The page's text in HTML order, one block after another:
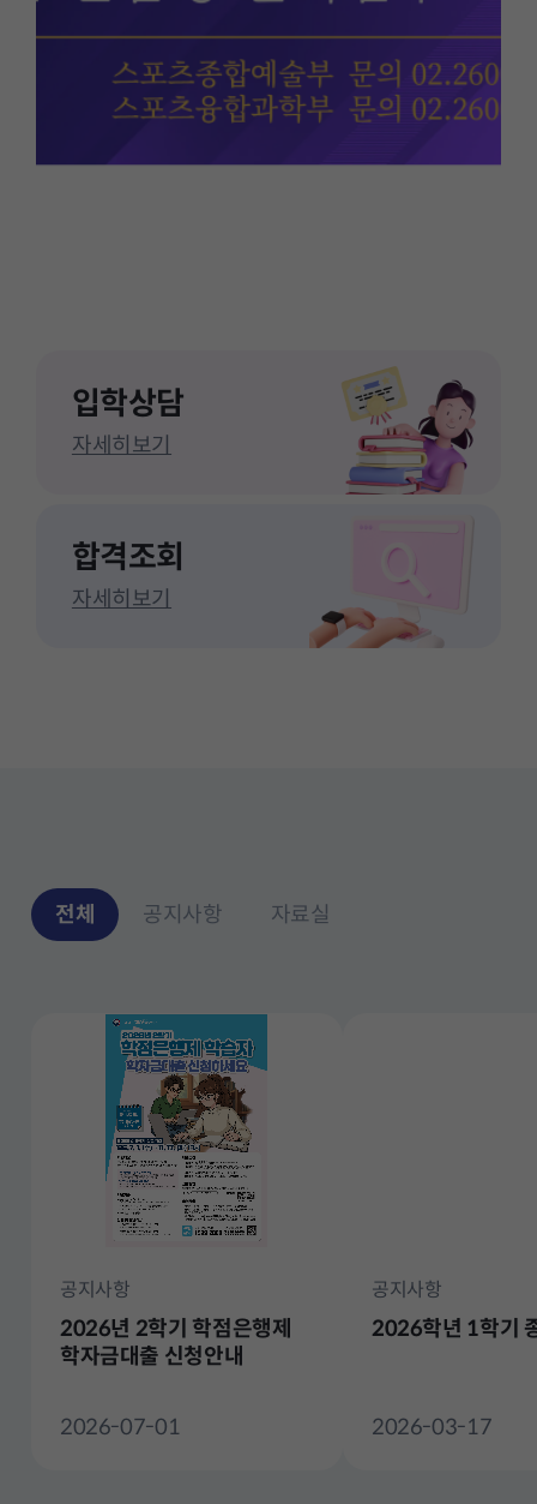
입학상담
자세히보기
합격조회
자세히보기
전체 공지사항 자료실
공지사항
2026년 2학기 학점은행제
학자금대출 신청안내
2026-07-01
공지사항
2026학년 1학기
2026-03-17